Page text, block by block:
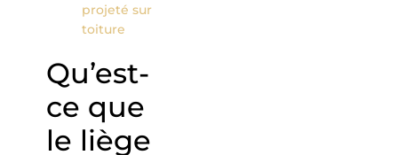
projeté sur
toiture
Qu’est-
ce que
le liège